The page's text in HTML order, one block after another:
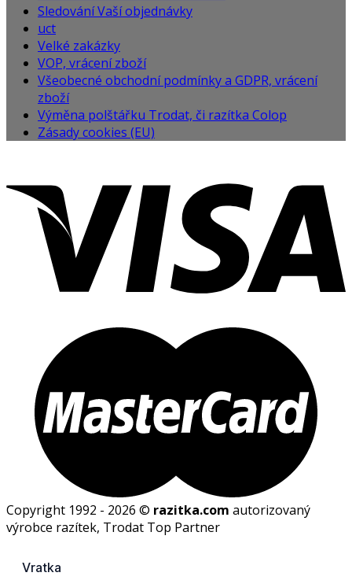
Sledování Vaší objednávky
uct
Velké zakázky
VOP, vrácení zboží
Všeobecné obchodní podmínky a GDPR, vrácení
zboží
Výměna polštářku Trodat, či razítka Colop
Zásady cookies (EU)
Copyright 1992 - 2026 © razitka.com autorizovaný
výrobce razítek, Trodat Top Partner